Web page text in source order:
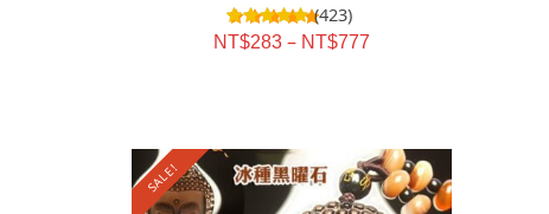
(423)
NT$283 – NT$777
SALE!